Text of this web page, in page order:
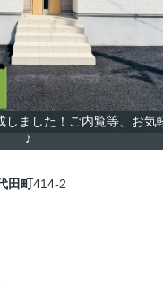
ました！ご内覧等、お気
♪
田町414-2